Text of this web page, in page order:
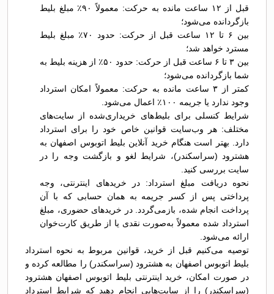
قبل از ۱۲ ساعت مانده به حرکت: معمولاً ۹۰٪ مبلغ بلیط
بازگردانده می‌شود؛
بین ۶ تا ۱۲ ساعت قبل از حرکت: حدود ۷۰٪ مبلغ بلیط
مسترد خواهد شد؛
بین ۳ تا ۶ ساعت قبل از حرکت: حدود ۵۰٪ از هزینه بلیط به
شما بازگردانده می‌شود؛
کمتر از ۳ ساعت مانده به حرکت: معمولاً امکان استرداد
وجود ندارد یا جریمه ۱۰۰٪ اعمال می‌شود.
شرایط کنسلی برای بلیط‌های خریداری‌شده از سایت‌های
مختلف: هر وب‌سایت قوانین خاص خود را برای استرداد
دارد. بهتر است هنگام خرید آنلاین بلیط اتوبوس اصفهان به
هشترود (سراسکندر)، شرایط لغو و بازگشت وجه را در
سایت بررسی کنید.
نحوه دریافت مبلغ استرداد: در خریدهای اینترنتی، وجه
پرداختی پس از کسر جریمه به همان حسابی که با آن
پرداخت انجام شده، بازمی‌گردد. در خریدهای حضوری، مبلغ
استرداد شده معمولاً به‌صورت نقدی یا از طریق کارت‌خوان
ارائه می‌شود.
توصیه می‌کنیم قبل از خرید، قوانین مربوط به نحوه استرداد
بلیط اتوبوس اصفهان به هشترود (سراسکندر) را مطالعه کرده و
در صورت امکان، خرید اینترنتی بلیط اتوبوس اصفهان هشترود
(سراسکندر) را از سایت‌هایی انجام دهید که شرایط استرداد